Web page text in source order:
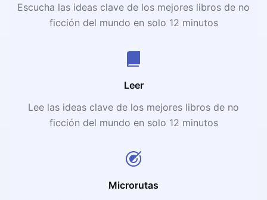
Escucha las ideas clave de los mejores libros de no
ficción del mundo en solo 12 minutos
Leer
Lee las ideas clave de los mejores libros de no
ficción del mundo en solo 12 minutos
Microrutas